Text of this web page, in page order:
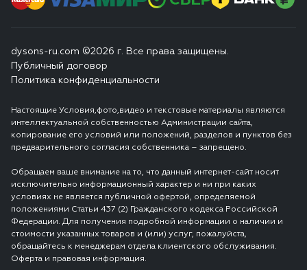
dysons-ru.com ©2026 г. Все права защищены.
Публичный договор
Политика конфиденциальности
Настоящие Условия,фото,видео и текстовые материалы являются
интеллектуальной собственностью Администрации сайта,
копирование его условий или положений, разделов и пунктов без
предварительного согласия собственника – запрещено.
Обращаем ваше внимание на то, что данный интернет-сайт носит
исключительно информационный характер и ни при каких
условиях не является публичной офертой, определяемой
положениями Статьи 437 (2) Гражданского кодекса Российской
Федерации. Для получения подробной информации о наличии и
стоимости указанных товаров и (или) услуг, пожалуйста,
обращайтесь к менеджерам отдела клиентского обслуживания.
Оферта и правовая информация.